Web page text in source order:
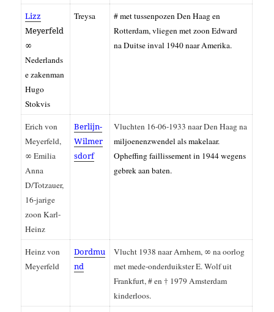
Lizz
Meyerfeld
∞
Nederlands
e zakenman
Hugo
Stokvis
Treysa
# met tussenpozen Den Haag en
Rotterdam, vliegen met zoon Edward
na Duitse inval 1940 naar Amerika.
Erich von
Meyerfeld,
∞Emilia
Anna
D/Totzauer,
16-jarige
zoon Karl-
Heinz
Berlijn-
Wilmer
sdorf
Vluchten 16-06-1933 naar Den Haag na
miljoenenzwendel als makelaar.
Opheffing faillissement in 1944 wegens
gebrek aan baten.
Heinz von
Meyerfeld
Dordmu
nd
Vlucht 1938 naar Arnhem, ∞ na oorlog
met mede-onderduikster E. Wolf uit
Frankfurt, # en † 1979 Amsterdam
kinderloos.